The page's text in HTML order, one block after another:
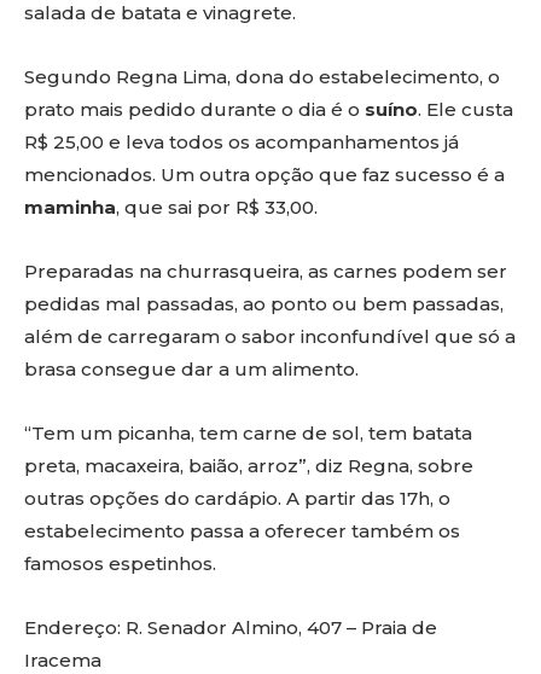
salada de batata e vinagrete.
Segundo Regna Lima, dona do estabelecimento, o
prato mais pedido durante o dia é o suíno. Ele custa
R$ 25,00 e leva todos os acompanhamentos já
mencionados. Um outra opção que faz sucesso é a
maminha, que sai por R$ 33,00.
Preparadas na churrasqueira, as carnes podem ser
pedidas mal passadas, ao ponto ou bem passadas,
além de carregaram o sabor inconfundível que só a
brasa consegue dar a um alimento.
“Tem um picanha, tem carne de sol, tem batata
preta, macaxeira, baião, arroz”, diz Regna, sobre
outras opções do cardápio. A partir das 17h, o
estabelecimento passa a oferecer também os
famosos espetinhos.
Endereço: R. Senador Almino, 407 – Praia de
Iracema